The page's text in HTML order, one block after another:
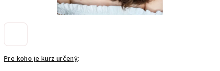
Pre koho je kurz určený: